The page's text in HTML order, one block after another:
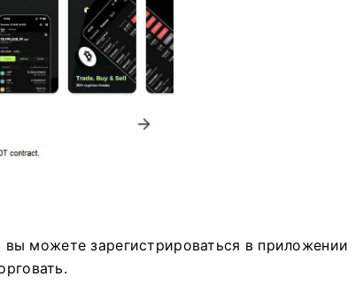
вы можете зарегистрироваться в приложении